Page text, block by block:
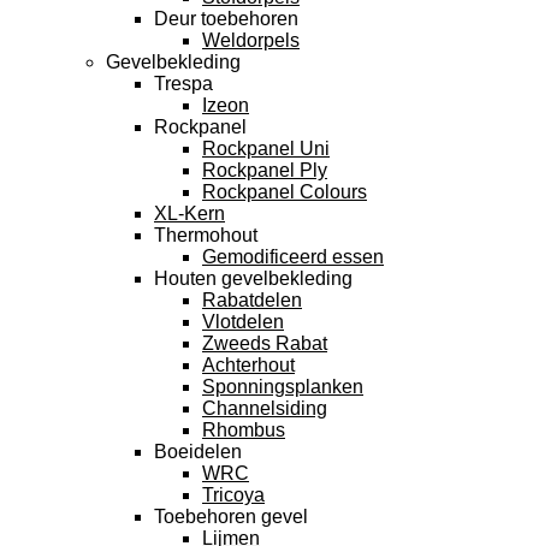
Deur toebehoren
Weldorpels
Gevelbekleding
Trespa
Izeon
Rockpanel
Rockpanel Uni
Rockpanel Ply
Rockpanel Colours
XL-Kern
Thermohout
Gemodificeerd essen
Houten gevelbekleding
Rabatdelen
Vlotdelen
Zweeds Rabat
Achterhout
Sponningsplanken
Channelsiding
Rhombus
Boeidelen
WRC
Tricoya
Toebehoren gevel
Lijmen